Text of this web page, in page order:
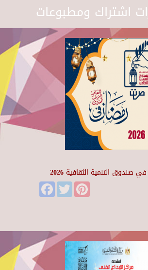
اشتراك ومطبوعات
صندوق التنمية الثقافية 2026
FacebookTwitter